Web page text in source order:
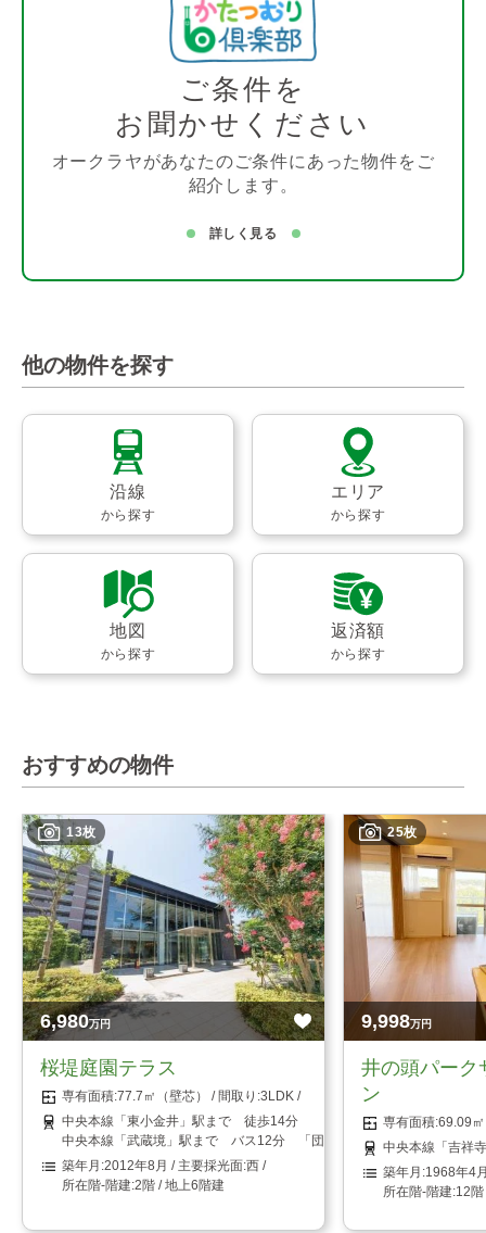
ご条件を
お聞かせください
オークラヤがあなたのご条件にあった物件をご
紹介します。
詳しく見る
他の物件を探す
沿線
から探す
エリア
から探す
地図
から探す
返済額
から探す
おすすめの物件
13枚
6,980万円
桜堤庭園テラス
77.7㎡（壁芯）
3LDK
中央本線「東小金井」駅まで 徒歩14分
中央本線「武蔵境」駅まで バス12分 「団地上水端」停まで 徒歩1
2012年8月
西
2階 / 地上6階建
25枚
9,998万円
井の頭パーク
ン
69.09
中央本線「吉祥
1968年4
12